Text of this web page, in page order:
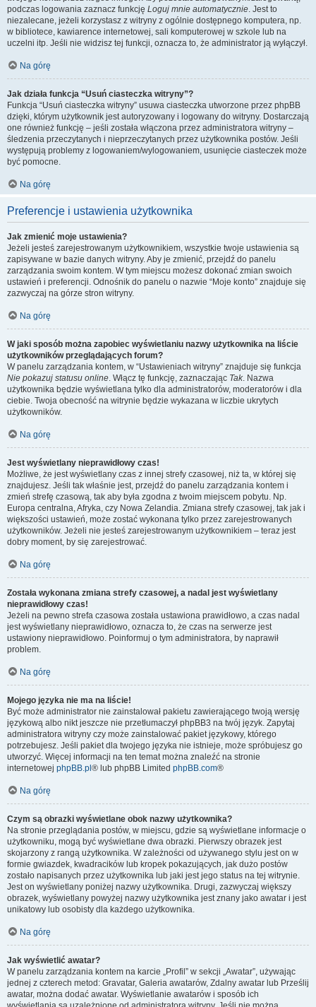
podczas logowania zaznacz funkcję Loguj mnie automatycznie. Jest to
niezalecane, jeżeli korzystasz z witryny z ogólnie dostępnego komputera, np.
w bibliotece, kawiarence internetowej, sali komputerowej w szkole lub na
uczelni itp. Jeśli nie widzisz tej funkcji, oznacza to, że administrator ją wyłączył.
Na górę
Jak działa funkcja “Usuń ciasteczka witryny”?
Funkcja “Usuń ciasteczka witryny” usuwa ciasteczka utworzone przez phpBB
dzięki, którym użytkownik jest autoryzowany i logowany do witryny. Dostarczają
one również funkcję – jeśli została włączona przez administratora witryny –
śledzenia przeczytanych i nieprzeczytanych przez użytkownika postów. Jeśli
występują problemy z logowaniem/wylogowaniem, usunięcie ciasteczek może
być pomocne.
Na górę
Preferencje i ustawienia użytkownika
Jak zmienić moje ustawienia?
Jeżeli jesteś zarejestrowanym użytkownikiem, wszystkie twoje ustawienia są
zapisywane w bazie danych witryny. Aby je zmienić, przejdź do panelu
zarządzania swoim kontem. W tym miejscu możesz dokonać zmian swoich
ustawień i preferencji. Odnośnik do panelu o nazwie “Moje konto” znajduje się
zazwyczaj na górze stron witryny.
Na górę
W jaki sposób można zapobiec wyświetlaniu nazwy użytkownika na liście
użytkowników przeglądających forum?
W panelu zarządzania kontem, w “Ustawieniach witryny” znajduje się funkcja
Nie pokazuj statusu online. Włącz tę funkcję, zaznaczając Tak. Nazwa
użytkownika będzie wyświetlana tylko dla administratorów, moderatorów i dla
ciebie. Twoja obecność na witrynie będzie wykazana w liczbie ukrytych
użytkowników.
Na górę
Jest wyświetlany nieprawidłowy czas!
Możliwe, że jest wyświetlany czas z innej strefy czasowej, niż ta, w której się
znajdujesz. Jeśli tak właśnie jest, przejdź do panelu zarządzania kontem i
zmień strefę czasową, tak aby była zgodna z twoim miejscem pobytu. Np.
Europa centralna, Afryka, czy Nowa Zelandia. Zmiana strefy czasowej, tak jak i
większości ustawień, może zostać wykonana tylko przez zarejestrowanych
użytkowników. Jeżeli nie jesteś zarejestrowanym użytkownikiem – teraz jest
dobry moment, by się zarejestrować.
Na górę
Została wykonana zmiana strefy czasowej, a nadal jest wyświetlany
nieprawidłowy czas!
Jeżeli na pewno strefa czasowa została ustawiona prawidłowo, a czas nadal
jest wyświetlany nieprawidłowo, oznacza to, że czas na serwerze jest
ustawiony nieprawidłowo. Poinformuj o tym administratora, by naprawił
problem.
Na górę
Mojego języka nie ma na liście!
Być może administrator nie zainstalował pakietu zawierającego twoją wersję
językową albo nikt jeszcze nie przetłumaczył phpBB3 na twój język. Zapytaj
administratora witryny czy może zainstalować pakiet językowy, którego
potrzebujesz. Jeśli pakiet dla twojego języka nie istnieje, może spróbujesz go
utworzyć. Więcej informacji na ten temat można znaleźć na stronie
internetowej phpBB.pl ® lub phpBB Limited phpBB.com®
Na górę
Czym są obrazki wyświetlane obok nazwy użytkownika?
Na stronie przeglądania postów, w miejscu, gdzie są wyświetlane informacje o
użytkowniku, mogą być wyświetlane dwa obrazki. Pierwszy obrazek jest
skojarzony z rangą użytkownika. W zależności od używanego stylu jest on w
formie gwiazdek, kwadracików lub kropek pokazujących, jak dużo postów
zostało napisanych przez użytkownika lub jaki jest jego status na tej witrynie.
Jest on wyświetlany poniżej nazwy użytkownika. Drugi, zazwyczaj większy
obrazek, wyświetlany powyżej nazwy użytkownika jest znany jako awatar i jest
unikatowy lub osobisty dla każdego użytkownika.
Na górę
Jak wyświetlić awatar?
W panelu zarządzania kontem na karcie „Profil” w sekcji „Awatar”, używając
jednej z czterech metod: Gravatar, Galeria awatarów, Zdalny awatar lub Prześlij
awatar, można dodać awatar. Wyświetlanie awatarów i sposób ich